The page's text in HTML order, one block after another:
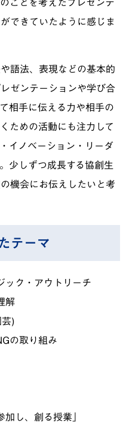
ことを考えたプレゼンテ
できていたように感じま
語法、表現などの基本的
ゼンテーションや学び合
相手に伝える力や相手の
ための活動にも注力して
イノベーション・リーダ
少しずつ成長する協創生
機会にお伝えしたいと考
テーマ
ック・アウトリーチ
解
)
の取り組み
し、創る授業」